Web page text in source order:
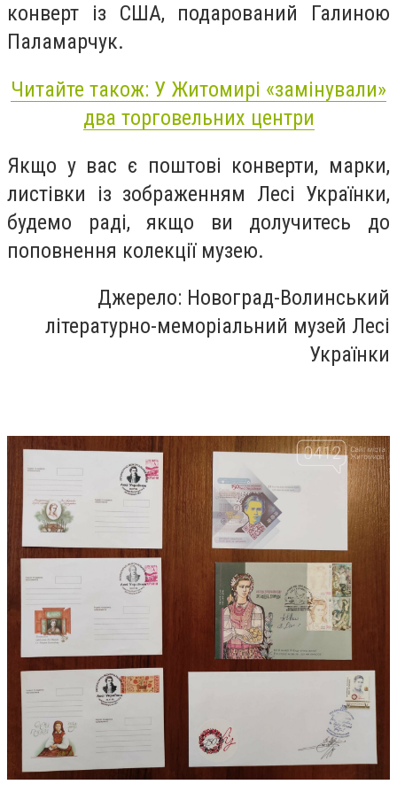
конверт із США, подарований Галиною
Паламарчук.
Читайте також: У Житомирі «замінували»
два торговельних центри
Якщо у вас є поштові конверти, марки,
листівки із зображенням Лесі Українки,
будемо раді, якщо ви долучитесь до
поповнення колекції музею.
Джерело: Новоград-Волинський
літературно-меморіальний музей Лесі
Українки